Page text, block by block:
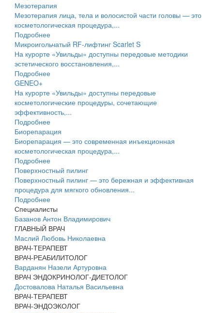
Мезотерапия
Мезотерапия лица, тела и волосистой части головы — это
косметологическая процедура,...
Подробнее
Микроигольчатый RF-лифтинг Scarlet S
На курорте «Увильды» доступны передовые методики
эстетического восстановления,...
Подробнее
GENEO+
На курорте «Увильды» доступны передовые
косметологические процедуры, сочетающие
эффективность,...
Подробнее
Биорепарация
Биорепарация — это современная инъекционная
косметологическая процедура,...
Подробнее
Поверхностный пилинг
Поверхностный пилинг — это бережная и эффективная
процедура для мягкого обновления...
Подробнее
Специалисты
Базанов Антон Владимирович
ГЛАВНЫЙ ВРАЧ
Маслий Любовь Николаевна
ВРАЧ-ТЕРАПЕВТ
ВРАЧ-РЕАБИЛИТОЛОГ
Варданян Назели Артуровна
ВРАЧ ЭНДОКРИНОЛОГ-ДИЕТОЛОГ
Достовалова Наталья Васильевна
ВРАЧ-ТЕРАПЕВТ
ВРАЧ-ЭНДОЭКОЛОГ